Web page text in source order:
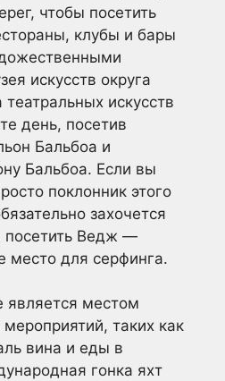
чтобы посетить
клубы и бары
искусств округа
искусств
день, посетив
Бальбоа и
Бальбоа. Если вы
поклонник этого
захочется
посетить Ведж —
место для серфинга.
местом
таких как
вина и еды в
гонка яхт